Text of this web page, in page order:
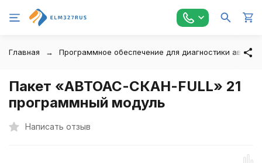
Главная Программное обеспечение для диагностики
Пакет «АВТОАС-СКАН-FULL» 21
программный модуль
Написать отзыв